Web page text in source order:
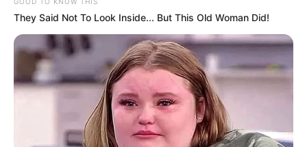
GOOD TO KNOW THIS
They Said Not To Look Inside... But This Old Woman Did!